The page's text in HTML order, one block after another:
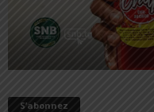
S’abonnez